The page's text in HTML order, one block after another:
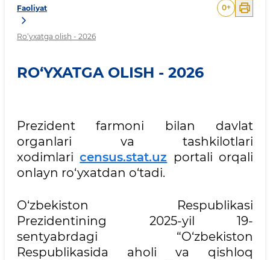
Faoliyat
Ro‘yxatga olish - 2026
0+
RO‘YXATGA OLISH - 2026
Prezident farmoni bilan davlat
organlari va tashkilotlari
xodimlaricensus.stat.uz portali orqali
onlayn ro‘yxatdan o‘tadi.
O‘zbekiston Respublikasi
Prezidentining 2025-yil 19-
sentyabrdagi “O‘zbekiston
Respublikasida aholi va qishloq